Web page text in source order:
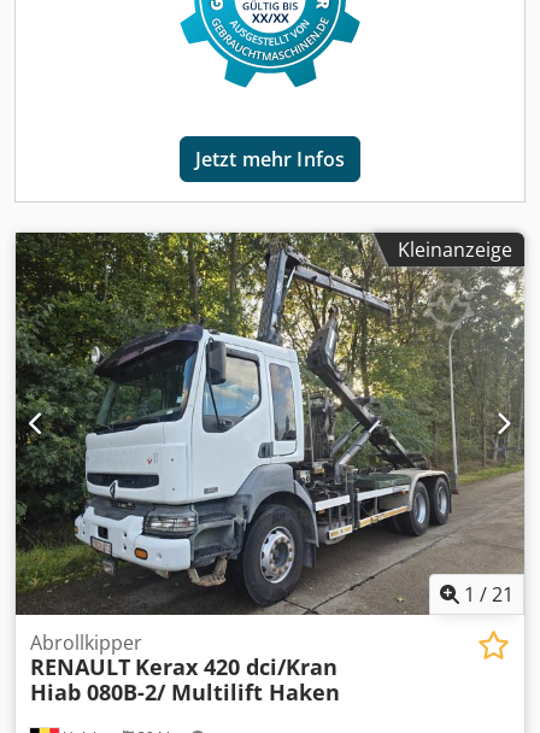
innnerhalb: 5 mm; Reifen Profil links außen: 7 mm; Reifen
Profil rechts innerhalb: 5 mm; Reifen Profil rechts außen: 7
mm; Reduzierung: Ausenplanetenachsen Hinterachse 2:
Doppelbereift; Reifen Profil links innnerhalb: 5 mm; Reifen
mm; Reifen Profil rechts außen: 5 mm; Reduzierung:
Ausenplanetenachsen Gewichte Dedpfx Ajzglpuol Tekr
Leergewicht: 14.480 kg Zuladung: 17.520 kg zGG: 32.000 kg
Jetzt mehr Infos
Kleinanzeige
1 /21
Abrollkipper
RENAULT Kerax 420 dci/Kran
Hiab 080B-2/ Multilift Haken